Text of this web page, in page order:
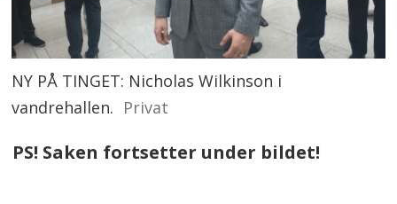
NY PÅ TINGET: Nicholas Wilkinson i
vandrehallen. Privat
PS! Saken fortsetter under bildet!